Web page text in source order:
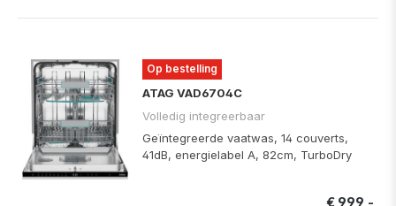
Op bestelling
ATAG VAD6704C
Volledig integreerbaar
Geïntegreerde vaatwas, 14 couverts,
41dB, energielabel A, 82cm, TurboDry
€ 999,-